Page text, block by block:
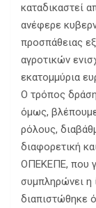
καταδικαστεί
ανέφερε
προσπάθειας
αγροτικών
εκατομμύρια
Ο τρόπος
όμως,
ρόλους,
διαφορετική
ΟΠΕΚΕΠΕ, που
συμπληρώνει η
διαπιστώθηκε